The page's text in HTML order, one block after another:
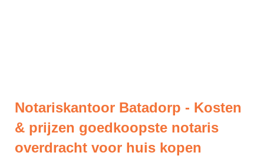
Notariskantoor Batadorp - Kosten
& prijzen goedkoopste notaris
overdracht voor huis kopen